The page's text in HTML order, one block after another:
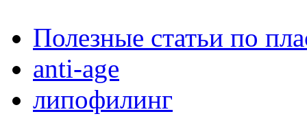
Полезные статьи по
anti-age
липофилинг